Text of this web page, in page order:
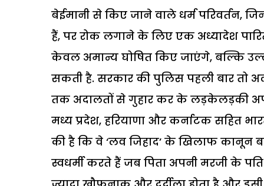
बेईमानी से किए जाने वाले धर्म परिवर्तन,
हैं, पर रोक लगाने के लिए एक अध्यादेश
केवल अमान्य घोषित किए जाएंगे, बल्कि
सकती है. सरकार की पुलिस पहली बार तो
तक अदालतों से गुहार कर के लड़केलड़की
मध्य प्रदेश, हरियाणा और कर्नाटक सहित
की है कि वे ‘लव जिहाद’ के खिलाफ कानून
स्वधर्मी करते हैं जब पिता अपनी मरजी के